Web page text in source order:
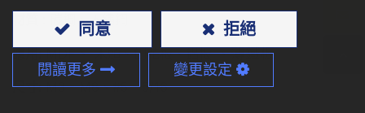
: 碳鋼、不鏽鋼
應用:MDF、木頭、刨花板、鋁板、薄鐵板
尺寸:M3 - M8、#5 - 5/16
同意 拒絕
閱讀更多 變更設定